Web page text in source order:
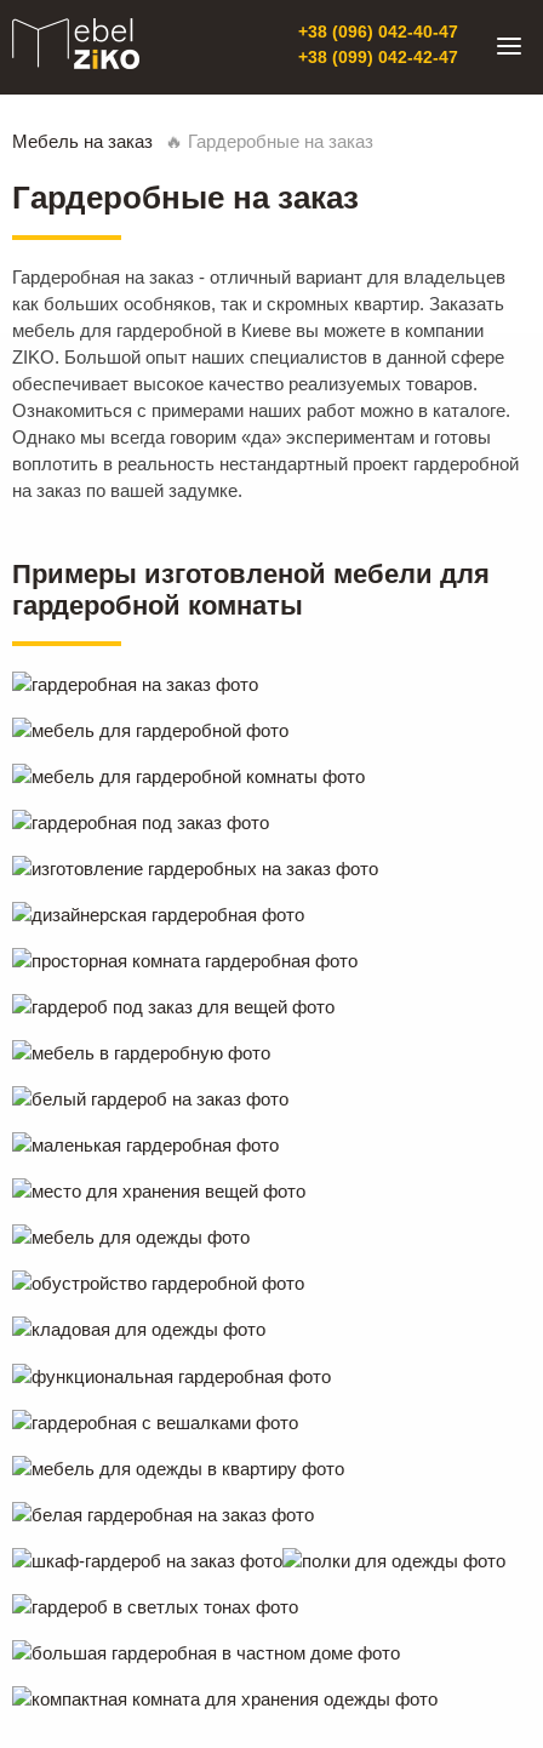
+38 (096) 042-40-47
+38 (099) 042-42-47
Мебель на заказ 🔥 Гардеробные на заказ
Гардеробные на заказ
Гардеробная на заказ - отличный вариант для владельцев
как больших особняков, так и скромных квартир. Заказать
мебель для гардеробной в Киеве вы можете в компании
ZIKO. Большой опыт наших специалистов в данной сфере
обеспечивает высокое качество реализуемых товаров.
Ознакомиться с примерами наших работ можно в каталоге.
Однако мы всегда говорим «да» экспериментам и готовы
воплотить в реальность нестандартный проект гардеробной
на заказ по вашей задумке.
Примеры изготовленой мебели для
гардеробной комнаты